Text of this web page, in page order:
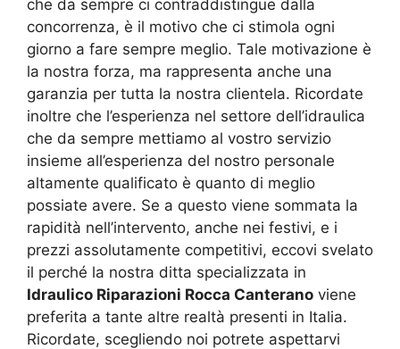
che da sempre ci contraddistingue dalla
concorrenza, è il motivo che ci stimola ogni
giorno a fare sempre meglio. Tale motivazione è
la nostra forza, ma rappresenta anche una
garanzia per tutta la nostra clientela. Ricordate
inoltre che l’esperienza nel settore dell’idraulica
che da sempre mettiamo al vostro servizio
insieme all’esperienza del nostro personale
altamente qualificato è quanto di meglio
possiate avere. Se a questo viene sommata la
rapidità nell’intervento, anche nei festivi, e i
prezzi assolutamente competitivi, eccovi svelato
il perché la nostra ditta specializzata in
Idraulico Riparazioni Rocca Canterano viene
preferita a tante altre realtà presenti in Italia.
Ricordate, scegliendo noi potrete aspettarvi